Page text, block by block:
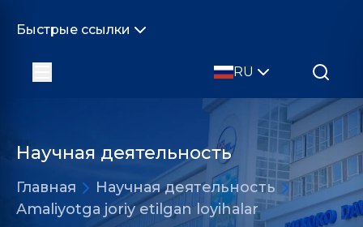
Быстрые ссылки
RU
Научная деятельность
Главная
Научная деятельность
Amаliyotgа joriy etilgаn loyihаlаr